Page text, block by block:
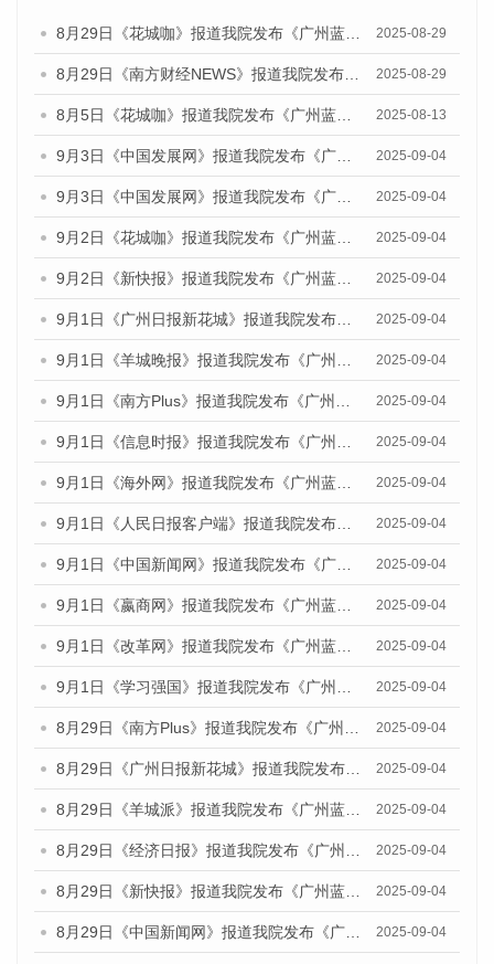
2025-08-29
2025-08-29
2025-08-13
2025-09-04
2025-09-04
2025-09-04
2025-09-04
2025-09-04
2025-09-04
2025-09-04
2025-09-04
2025-09-04
2025-09-04
2025-09-04
2025-09-04
2025-09-04
2025-09-04
2025-09-04
2025-09-04
2025-09-04
2025-09-04
2025-09-04
2025-09-04